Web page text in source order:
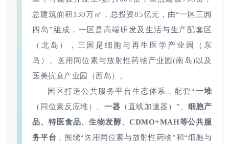
总建筑面积130万㎡，总投资85亿元，由“一区三园
四岛”组成，一区是高端研发及生活与生产配套区
（北岛），三园是细胞与再生医学产业园（东
岛）、医用同位素与放射性药物产业园(南岛)以及
医美抗衰产业园（西岛）。
园区打造公共服务平台生态体系，配套“一堆
（同位素反应堆）、 一器 （直线加速器）”、 细胞产
品、特医食品、生物发酵、CDMO+MAH等公共服
务平台 ，围绕“医用同位素与放射性药物”和“细胞与